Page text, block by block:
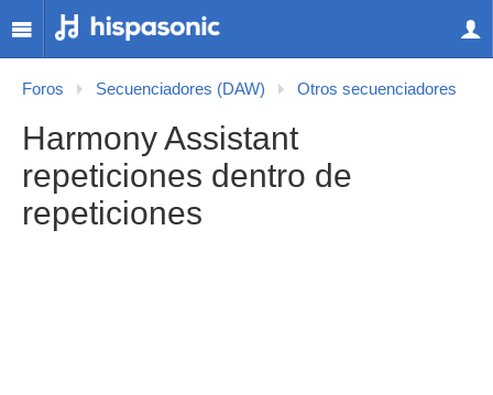
Foros Secuenciadores (DAW) Otros secuenciadores
Harmony Assistant
repeticiones dentro de
repeticiones